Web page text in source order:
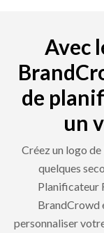
Avec
de
un
Créez un logo
quelques
Planificateur
BrandCrowd
personnaliser